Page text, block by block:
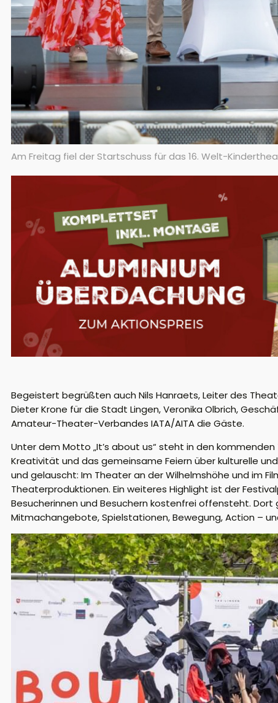
Am Freitag fiel der Startschuss für das 16. Welt-
Begeistert begrüßten auch Nils Hanraets, Leiter des
Dieter Krone für die Stadt Lingen, Veronika Olbrich,
Amateur-Theater-Verbandes IATA/AITA die Gäste.
Unter dem Motto „It’s about us“ steht in den
Kreativität und das gemeinsame Feiern über kulturelle
und gelauscht: Im Theater an der Wilhelmshöhe und im
Theaterproduktionen. Ein weiteres Highlight ist der
Besucherinnen und Besuchern kostenfrei offensteht.
Mitmachangebote, Spielstationen, Bewegung, Action –